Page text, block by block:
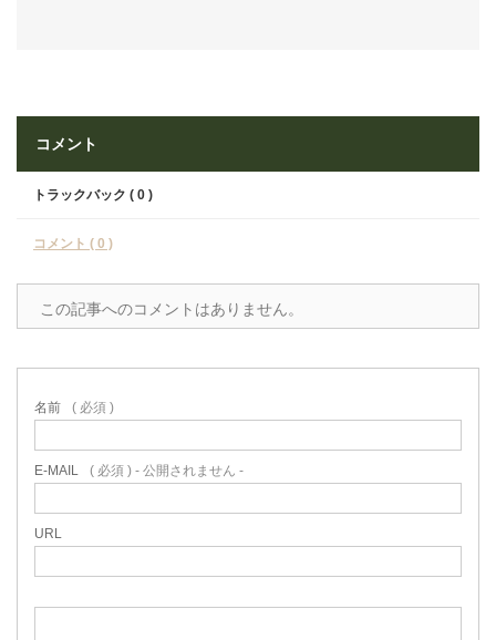
コメント
トラックバック ( 0 )
コメント ( 0 )
この記事へのコメントはありません。
名前 ( 必須 )
E-MAIL ( 必須 ) - 公開されません -
URL